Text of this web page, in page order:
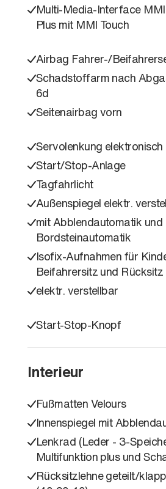
Multi-Media-Interface
Plus mit MMI Touch
Airbag Fahrer-/
Schadstoffarm nach
6d
Seitenairbag vorn
Servolenkung
Start/Stop-Anlage
Tagfahrlicht
Außenspiegel elektr.
mit Abblendautomatik und
Bordsteinautomatik
Isofix-Aufnahmen für
Beifahrersitz und Rücksitz
elektr. verstellbar
Start-Stop-Knopf
Interieur
Fußmatten Velours
Innenspiegel mit
Lenkrad (Leder - 3-
Multifunktion plus und
Rücksitzlehne geteilt/